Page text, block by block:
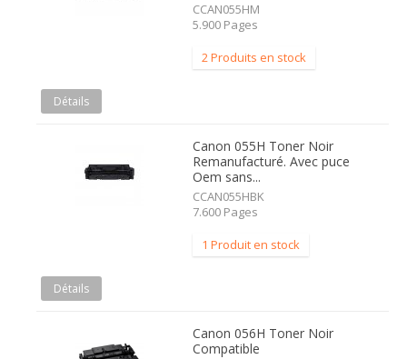
CCAN055HM
5.900 Pages
2 Produits en stock
Détails
Canon 055H Toner Noir
Remanufacturé. Avec puce
Oem sans...
CCAN055HBK
7.600 Pages
1 Produit en stock
Détails
Canon 056H Toner Noir
Compatible